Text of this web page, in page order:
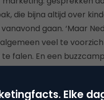
die bijna altijd over
gaan. ‘Maar
veel te
falen. En een
dan een
Falen hoort
snel moderniseren,
Elke